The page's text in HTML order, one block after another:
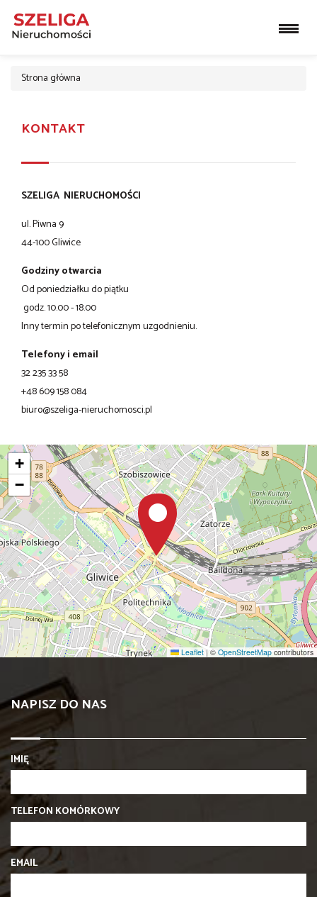
Strona główna
KONTAKT
SZELIGA NIERUCHOMOŚCI
ul. Piwna 9
44-100 Gliwice
Godziny otwarcia
Od poniedziałku do piątku
godz. 10.00 - 18.00
Inny termin po telefonicznym uzgodnieniu.
Telefony i email
32 235 33 58
+48 609 158 084
biuro@szeliga-nieruchomosci.pl
+
−
Leaflet | © OpenStreetMap contributors
NAPISZ DO NAS
IMIĘ
TELEFON KOMÓRKOWY
EMAIL